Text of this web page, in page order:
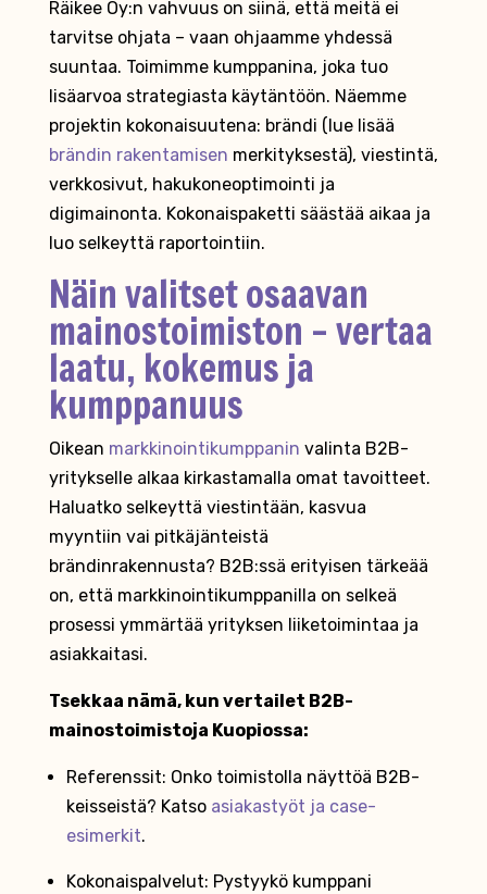
Räikee Oy:n vahvuus on siinä, että meitä ei
tarvitse ohjata – vaan ohjaamme yhdessä
suuntaa. Toimimme kumppanina, joka tuo
lisäarvoa strategiasta käytäntöön. Näemme
projektin kokonaisuutena: brändi (lue lisää
brändin rakentamisen merkityksestä), viestintä,
verkkosivut, hakukoneoptimointi ja
digimainonta. Kokonaispaketti säästää aikaa ja
luo selkeyttä raportointiin.
Näin valitset osaavan
mainostoimiston – vertaa
laatu, kokemus ja
kumppanuus
Oikean markkinointikumppanin valinta B2B-
yritykselle alkaa kirkastamalla omat tavoitteet.
Haluatko selkeyttä viestintään, kasvua
myyntiin vai pitkäjänteistä
brändinrakennusta? B2B:ssä erityisen tärkeää
on, että markkinointikumppanilla on selkeä
prosessi ymmärtää yrityksen liiketoimintaa ja
asiakkaitasi.
Tsekkaa nämä, kun vertailet B2B-
mainostoimistoja Kuopiossa:
Referenssit: Onko toimistolla näyttöä B2B-
keisseistä? Katso asiakastyöt ja case-
esimerkit.
Kokonaispalvelut: Pystyykö kumppani